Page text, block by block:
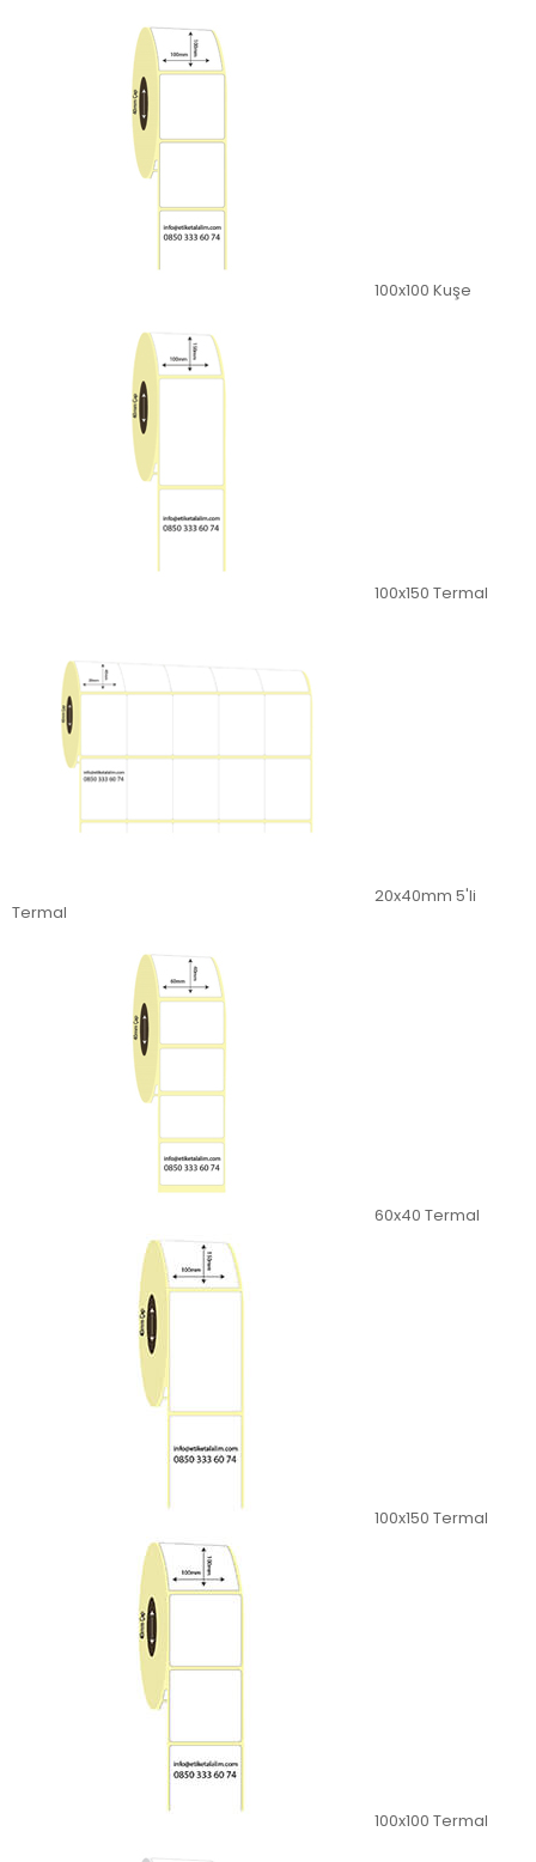
100x100 Kuşe
100x150 Termal
20x40mm 5'li
Termal
60x40 Termal
100x150 Termal
100x100 Termal